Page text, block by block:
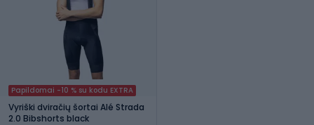
Papildomai -10 % su kodu EXTRA
Vyriški dviračių šortai Alé Strada
2.0 Bibshorts black